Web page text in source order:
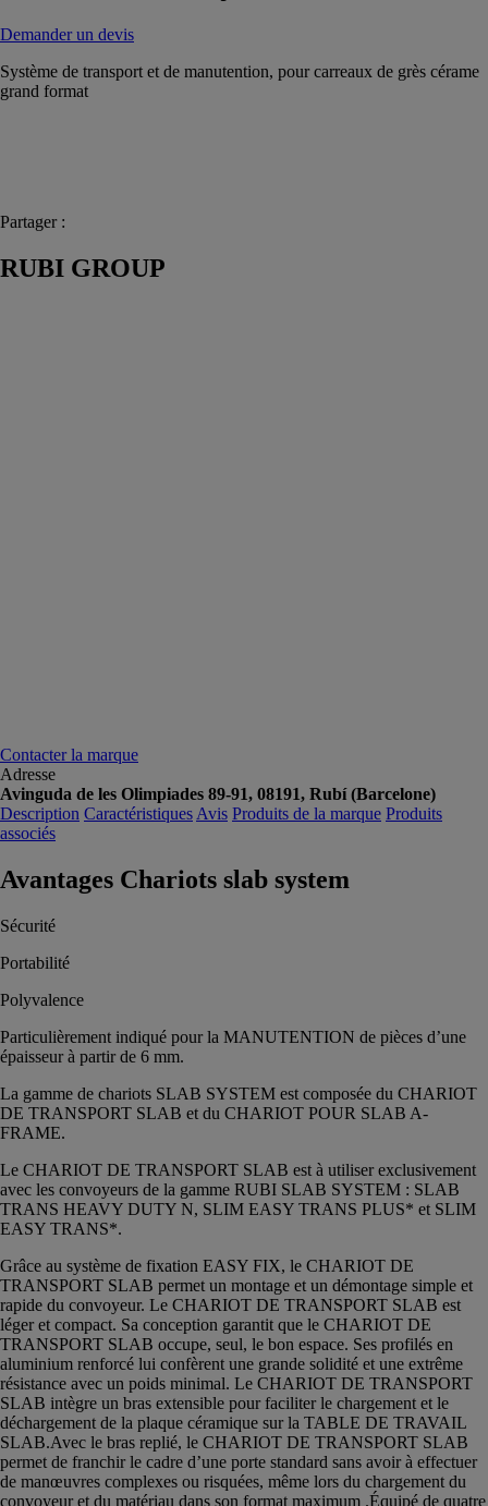
Demander un devis
Système de transport et de manutention, pour carreaux de grès cérame
grand format
Partager :
RUBI GROUP
Contacter la marque
Adresse
Avinguda de les Olimpiades 89-91, 08191, Rubí (Barcelone)
Description Caractéristiques Avis Produits de la marque Produits
associés
Avantages Chariots slab system
Sécurité
Portabilité
Polyvalence
Particulièrement indiqué pour la MANUTENTION de pièces d’une
épaisseur à partir de 6 mm.
La gamme de chariots SLAB SYSTEM est composée du CHARIOT
DE TRANSPORT SLAB et du CHARIOT POUR SLAB A-
FRAME.
Le CHARIOT DE TRANSPORT SLAB est à utiliser exclusivement
avec les convoyeurs de la gamme RUBI SLAB SYSTEM : SLAB
TRANS HEAVY DUTY N, SLIM EASY TRANS PLUS* et SLIM
EASY TRANS*.
Grâce au système de fixation EASY FIX, le CHARIOT DE
TRANSPORT SLAB permet un montage et un démontage simple et
rapide du convoyeur. Le CHARIOT DE TRANSPORT SLAB est
léger et compact. Sa conception garantit que le CHARIOT DE
TRANSPORT SLAB occupe, seul, le bon espace. Ses profilés en
aluminium renforcé lui confèrent une grande solidité et une extrême
résistance avec un poids minimal. Le CHARIOT DE TRANSPORT
SLAB intègre un bras extensible pour faciliter le chargement et le
déchargement de la plaque céramique sur la TABLE DE TRAVAIL
SLAB.Avec le bras replié, le CHARIOT DE TRANSPORT SLAB
permet de franchir le cadre d’une porte standard sans avoir à effectuer
de manœuvres complexes ou risquées, même lors du chargement du
convoyeur et du matériau dans son format maximum .Équipé de quatre